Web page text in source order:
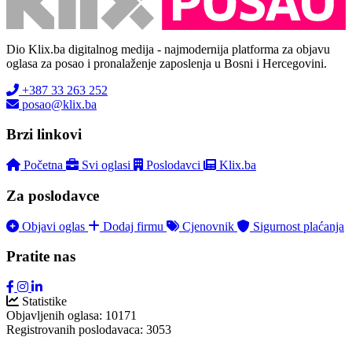
Dio Klix.ba digitalnog medija - najmodernija platforma za objavu
oglasa za posao i pronalaženje zaposlenja u Bosni i Hercegovini.
+387 33 263 252
posao@klix.ba
Brzi linkovi
Početna Svi oglasi Poslodavci Klix.ba
Za poslodavce
Objavi oglas Dodaj firmu Cjenovnik Sigurnost plaćanja
Pratite nas
Statistike
Objavljenih oglasa: 10171
Registrovanih poslodavaca: 3053